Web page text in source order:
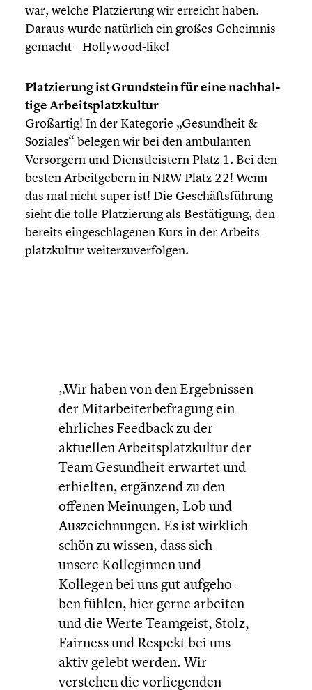
war, welche Platzie­rung wir erreicht haben.
Daraus wurde natürlich ein großes Geheimnis
gemacht – Hollywood-like!
Platzie­rung ist Grund­stein für eine nachhal­
tige Arbeits­platz­kul­tur
Großartig! In der Kategorie „Gesund­heit &
Soziales“ belegen wir bei den ambulan­ten
Versor­gern und Dienst­leis­tern Platz 1. Bei den
besten Arbeit­ge­bern in NRW Platz 22! Wenn
das mal nicht super ist! Die Geschäfts­füh­rung
sieht die tolle Platzie­rung als Bestä­ti­gung, den
bereits einge­schla­ge­nen Kurs in der Arbeits­
platz­kul­tur weiter­zu­ver­fol­gen.
„Wir haben von den Ergeb­nis­sen
der Mitar­bei­ter­be­fra­gung ein
ehrliches Feedback zu der
aktuellen Arbeits­platz­kul­tur der
Team Gesund­heit erwartet und
erhielten, ergänzend zu den
offenen Meinungen, Lob und
Auszeich­nun­gen. Es ist wirklich
schön zu wissen, dass sich
unsere Kolle­gin­nen und
Kollegen bei uns gut aufge­ho­
ben fühlen, hier gerne arbeiten
und die Werte Teamgeist, Stolz,
Fairness und Respekt bei uns
aktiv gelebt werden. Wir
verstehen die vorlie­gen­den